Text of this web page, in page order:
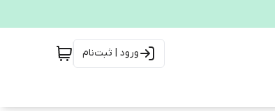
ورود | ثبت‌نام